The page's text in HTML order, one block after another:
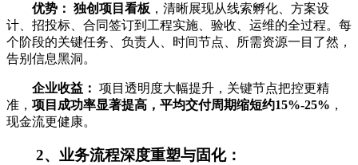
优势： 独创项目看板 ，清晰展现从线索孵化、方案设
计、招投标、合同签订到工程实施、验收、运维的全过程。每
个阶段的关键任务、负责人、时间节点、所需资源一目了然，
告别信息黑洞。
企业收益： 项目透明度大幅提升，关键节点把控更精
准， 项目成功率显著提高，平均交付周期缩短约15%-25% ，
现金流更健康。
2、业务流程深度重塑与固化：